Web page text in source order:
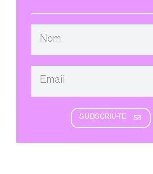
SUBSCRIU-TE